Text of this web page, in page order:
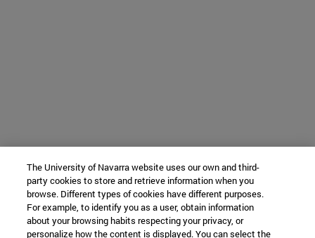
The University of Navarra website uses our own and third-
party cookies to store and retrieve information when you
browse. Different types of cookies have different purposes.
For example, to identify you as a user, obtain information
about your browsing habits respecting your privacy, or
personalize how the content is displayed. You can select the